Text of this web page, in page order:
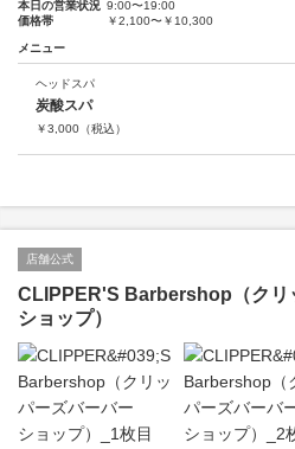
本日の営業状況 9:00〜19:00
価格帯
￥2,100〜￥10,300
メニュー
ヘッドスパ
炭酸スパ
￥3,000 （税込）
店舗公式
CLIPPER'S Barbershop（クリ
ショップ）